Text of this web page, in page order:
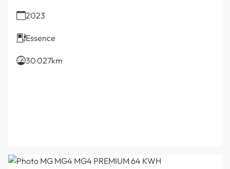
2023
Essence
30 027km